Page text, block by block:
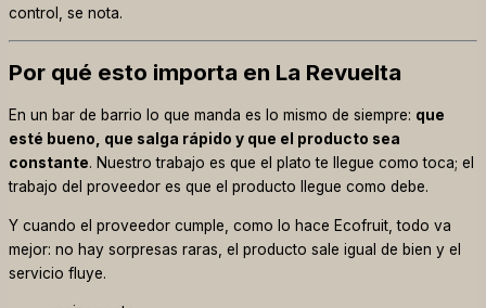
control, se nota.
Por qué esto importa en La Revuelta
En un bar de barrio lo que manda es lo mismo de siempre: que
esté bueno, que salga rápido y que el producto sea
constante. Nuestro trabajo es que el plato te llegue como toca; el
trabajo del proveedor es que el producto llegue como debe.
Y cuando el proveedor cumple, como lo hace Ecofruit, todo va
mejor: no hay sorpresas raras, el producto sale igual de bien y el
servicio fluye.